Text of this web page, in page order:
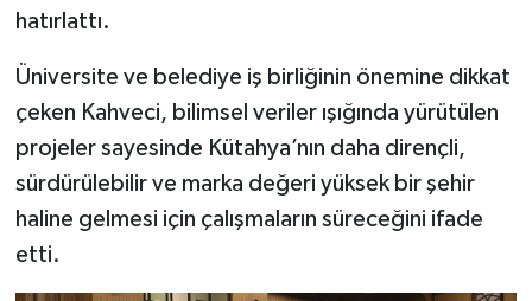
hatırlattı.
Üniversite ve belediye iş birliğinin önemine dikkat
çeken Kahveci, bilimsel veriler ışığında yürütülen
projeler sayesinde Kütahya’nın daha dirençli,
sürdürülebilir ve marka değeri yüksek bir şehir
haline gelmesi için çalışmaların süreceğini ifade
etti.